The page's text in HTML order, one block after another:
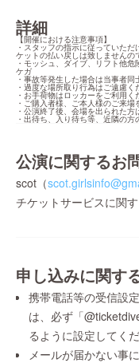
詳細
【開催における注意事項】
・スタッフの指示に従っていた
ケットの払い戻しは致しませんの
・モッシュ、ダイブ、リフト他
ケガ
・事故等発生した場合は当事者同
・過度な場所取り行為はご遠慮く
・お手荷物はロッカーをご利用く
・ご購入者様、ご本人様のご来場
・公演終了後、会場を出られた
・出待ち、入り待ち等、近隣の
公演に関するお
scot（
チケットサービスに関
申し込みに関す
携帯電話等の受信設
は、必ず「
るように設定してくだ
メールが届かない事